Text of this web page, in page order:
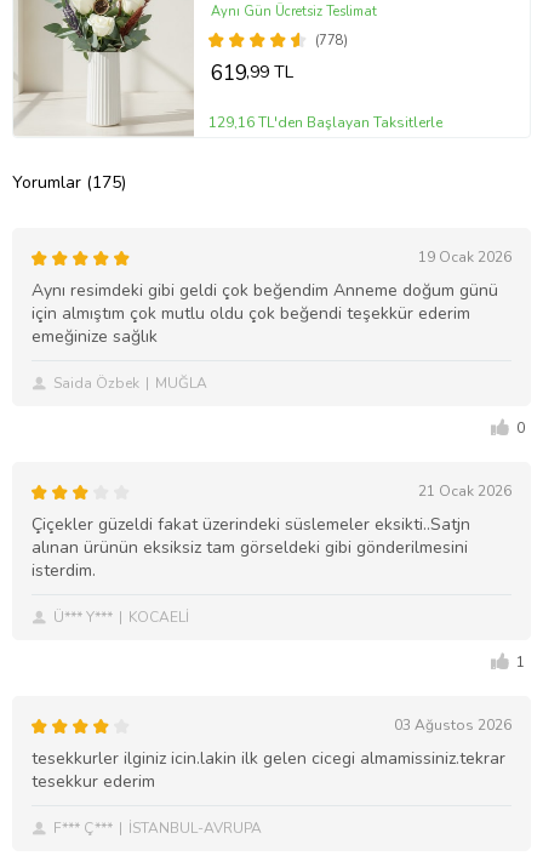
(778)
Aynı Gün Ücretsiz Teslimat
619,99 TL
129,16 TL'den Başlayan Taksitlerle
Yorumlar (175)
19 Ocak 2026
Aynı resimdeki gibi geldi çok beğendim Anneme doğum günü
için almıştım çok mutlu oldu çok beğendi teşekkür ederim
emeğinize sağlık
Saida Özbek MUĞLA
0
21 Ocak 2026
Çiçekler güzeldi fakat üzerindeki süslemeler eksikti..Satjn
alınan ürünün eksiksiz tam görseldeki gibi gönderilmesini
isterdim.
Ü*** Y*** KOCAELİ
1
03 Ağustos 2026
tesekkurler ilginiz icin.lakin ilk gelen cicegi almamissiniz.tekrar
tesekkur ederim
F*** Ç*** İSTANBUL-AVRUPA